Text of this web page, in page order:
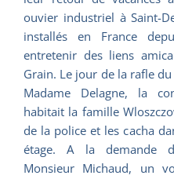
ouvier industriel à Saint-
installés en France
entretenir des liens
Grain. Le jour de la rafle du
Madame Delagne, la
habitait la famille
de la police et les cacha
étage. A la demande
Monsieur Michaud, un